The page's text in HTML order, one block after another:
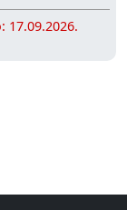
17.09.2026.